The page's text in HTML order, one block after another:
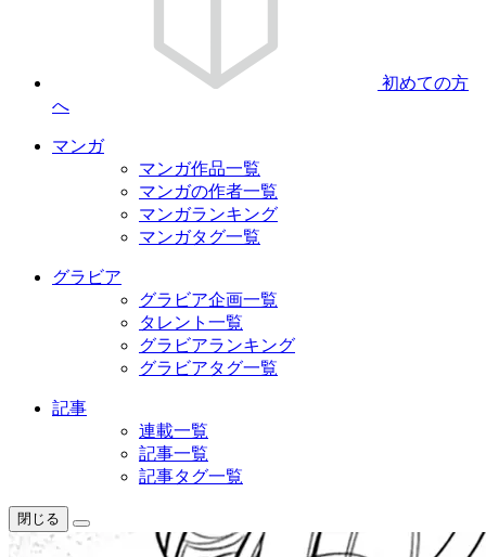
初めての方
へ
マンガ
マンガ作品一覧
マンガの作者一覧
マンガランキング
マンガタグ一覧
グラビア
グラビア企画一覧
タレント一覧
グラビアランキング
グラビアタグ一覧
記事
連載一覧
記事一覧
記事タグ一覧
閉じる